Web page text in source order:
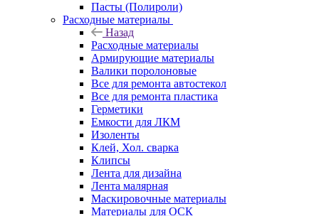
Пасты (Полироли)
Расходные материалы
Назад
Расходные материалы
Армирующие материалы
Валики поролоновые
Все для ремонта автостекол
Все для ремонта пластика
Герметики
Емкости для ЛКМ
Изоленты
Клей, Хол. сварка
Клипсы
Лента для дизайна
Лента малярная
Маскировочные материалы
Материалы для ОСК